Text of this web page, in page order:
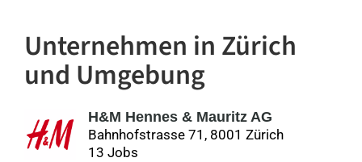
Unternehmen in Zürich
und Umgebung
H&M Hennes & Mauritz AG
Bahnhofstrasse 71, 8001 Zürich
13 Jobs